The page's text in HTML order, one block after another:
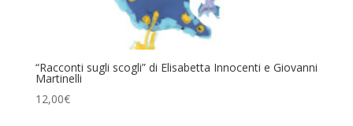
“Racconti sugli scogli” di Elisabetta Innocenti e Giovanni
Martinelli
12,00€